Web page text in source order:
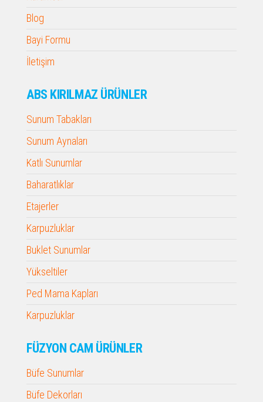
Blog
Bayi Formu
İletişim
ABS KIRILMAZ ÜRÜNLER
Sunum Tabakları
Sunum Aynaları
Katlı Sunumlar
Baharatlıklar
Etajerler
Karpuzluklar
Buklet Sunumlar
Yükseltiler
Ped Mama Kapları
Karpuzluklar
FÜZYON CAM ÜRÜNLER
Büfe Sunumlar
Büfe Dekorları